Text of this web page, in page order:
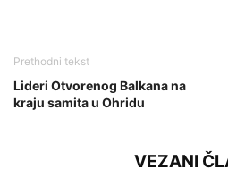
Prethodni tekst
Lideri Otvorenog Balkana na
kraju samita u Ohridu
VEZANI